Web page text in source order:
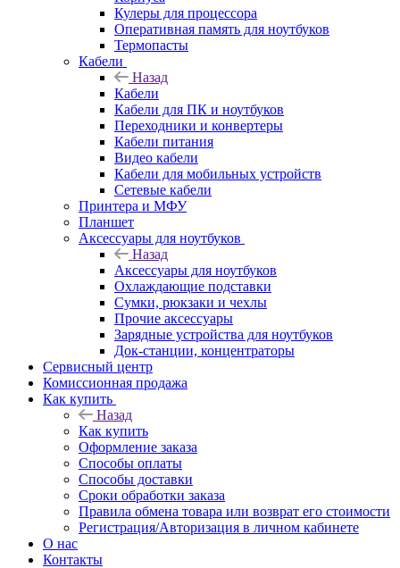
Кулеры для процессора
Оперативная память для ноутбуков
Термопасты
Кабели
Назад
Кабели
Кабели для ПК и ноутбуков
Переходники и конвертеры
Кабели питания
Видео кабели
Кабели для мобильных устройств
Сетевые кабели
Принтера и МФУ
Планшет
Аксессуары для ноутбуков
Назад
Аксессуары для ноутбуков
Охлаждающие подставки
Сумки, рюкзаки и чехлы
Прочие аксессуары
Зарядные устройства для ноутбуков
Док-станции, концентраторы
Сервисный центр
Комиссионная продажа
Как купить
Назад
Как купить
Оформление заказа
Способы оплаты
Способы доставки
Сроки обработки заказа
Правила обмена товара или возврат его стоимости
Регистрация/Авторизация в личном кабинете
О нас
Контакты